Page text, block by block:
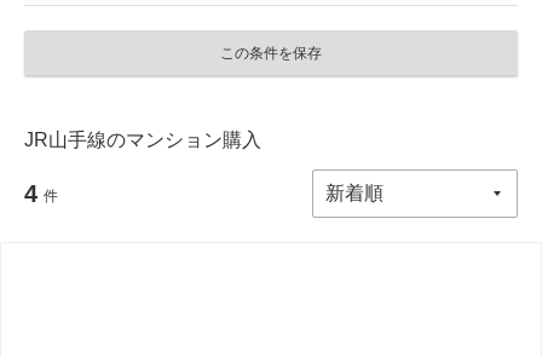
この条件を保存
JR山手線のマンション購入
4 件